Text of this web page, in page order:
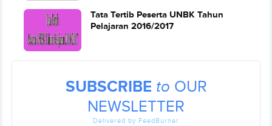
Tata Tertib Peserta UNBK Tahun
Pelajaran 2016/2017
SUBSCRIBE to OUR
NEWSLETTER
Delivered by FeedBurner